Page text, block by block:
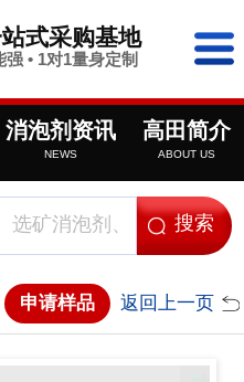
式采购基地
强 • 1对1量身定制
消泡剂资讯
NEWS
高田简介
ABOUT US
申请样品 返回上一页